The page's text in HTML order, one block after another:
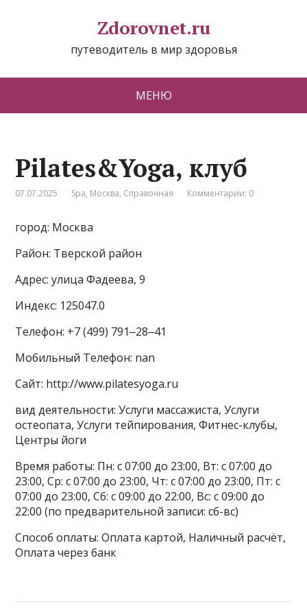
Zdorovnet.ru
путеводитель в мир здоровья
МЕНЮ
Pilates&Yoga, клуб
07.07.2025 Spa, Москва, Справочная Комментарии: 0
город: Москва
Район: Тверской район
Адрес: улица Фадеева, 9
Индекс: 125047.0
Телефон: +7 (499) 791‒28‒41
Мобильный Телефон: nan
Сайт: http://www.pilatesyoga.ru
вид деятельности: Услуги массажиста, Услуги
остеопата, Услуги тейпирования, Фитнес-клубы,
Центры йоги
Время работы: Пн: с 07:00 до 23:00, Вт: с 07:00 до
23:00, Ср: с 07:00 до 23:00, Чт: с 07:00 до 23:00, Пт: с
07:00 до 23:00, Сб: с 09:00 до 22:00, Вс: с 09:00 до
22:00 (по предварительной записи: сб-вс)
Способ оплаты: Оплата картой, Наличный расчёт,
Оплата через банк